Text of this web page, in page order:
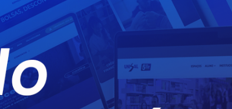
UNISAL Lorena promove
integração entre alunos